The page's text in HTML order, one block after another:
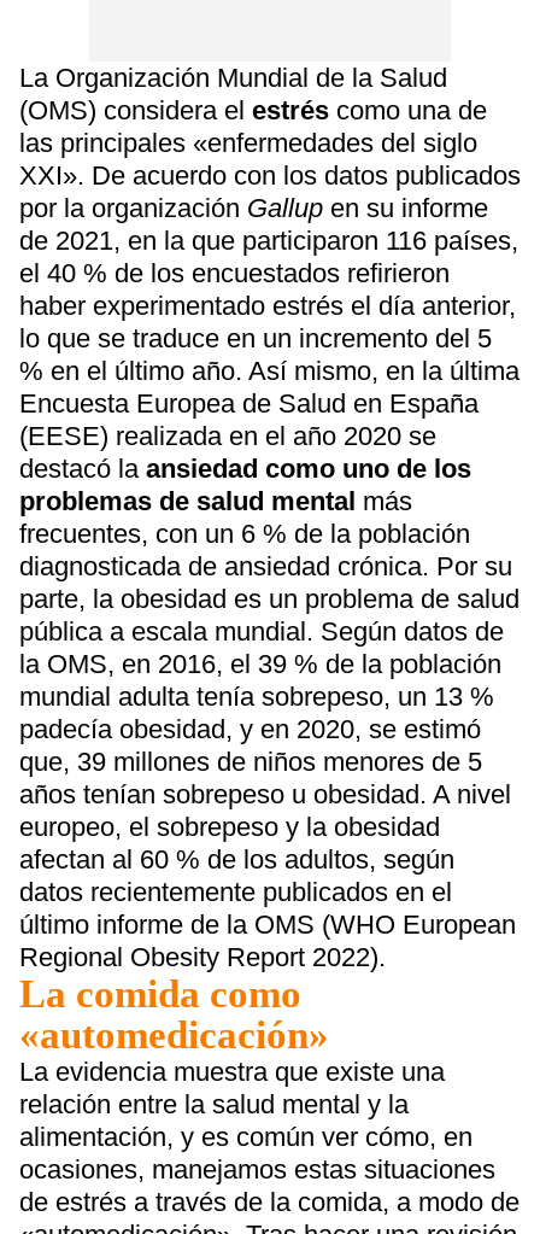
La Organización Mundial de la Salud
(OMS) considera el estrés como una de
las principales «enfermedades del siglo
XXI». De acuerdo con los datos publicados
por la organización Gallup en su informe
de 2021, en la que participaron 116 países,
el 40 % de los encuestados refirieron
haber experimentado estrés el día anterior,
lo que se traduce en un incremento del 5
% en el último año. Así mismo, en la última
Encuesta Europea de Salud en España
(EESE) realizada en el año 2020 se
destacó la ansiedad como uno de los
problemas de salud mental más
frecuentes, con un 6 % de la población
diagnosticada de ansiedad crónica. Por su
parte, la obesidad es un problema de salud
pública a escala mundial. Según datos de
la OMS, en 2016, el 39 % de la población
mundial adulta tenía sobrepeso, un 13 %
padecía obesidad, y en 2020, se estimó
que, 39 millones de niños menores de 5
años tenían sobrepeso u obesidad. A nivel
europeo, el sobrepeso y la obesidad
afectan al 60 % de los adultos, según
datos recientemente publicados en el
último informe de la OMS (WHO European
Regional Obesity Report 2022).
La comida como
«automedicación»
La evidencia muestra que existe una
relación entre la salud mental y la
alimentación, y es común ver cómo, en
ocasiones, manejamos estas situaciones
de estrés a través de la comida, a modo de